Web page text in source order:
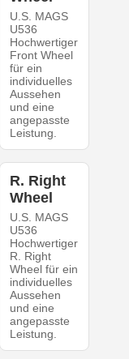
U.S. MAGS
U536
Hochwertiger
Front Wheel
für ein
individuelles
Aussehen
und eine
angepasste
Leistung.
R. Right
Wheel
U.S. MAGS
U536
Hochwertiger
R. Right
Wheel für ein
individuelles
Aussehen
und eine
angepasste
Leistung.